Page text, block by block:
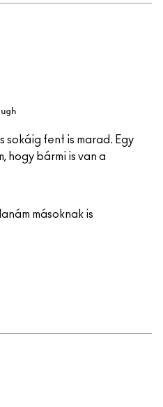
sokáig fent is marad. Egy
hogy bármi is van a
másoknak is